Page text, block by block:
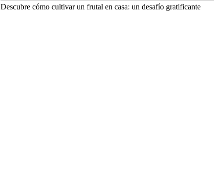
Descubre cómo cultivar un frutal en casa: un desafío gratificante